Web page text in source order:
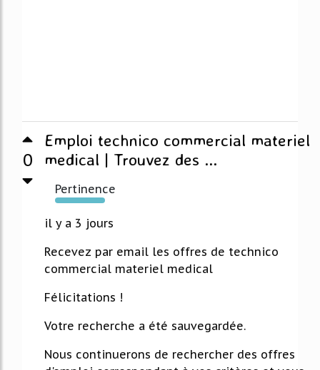
0
Emploi technico commercial materiel
medical | Trouvez des ...
Pertinence
428%
il y a 3 jours
Recevez par email les offres de technico
commercial materiel medical
Félicitations !
Votre recherche a été sauvegardée.
Nous continuerons de rechercher des offres